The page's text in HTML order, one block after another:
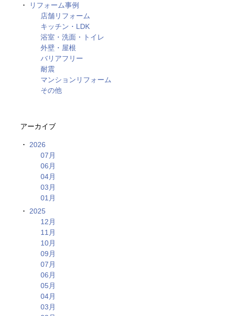
リフォーム事例
店舗リフォーム
キッチン・LDK
浴室・洗面・トイレ
外壁・屋根
バリアフリー
耐震
マンションリフォーム
その他
アーカイブ
2026
07月
06月
04月
03月
01月
2025
12月
11月
10月
09月
07月
06月
05月
04月
03月